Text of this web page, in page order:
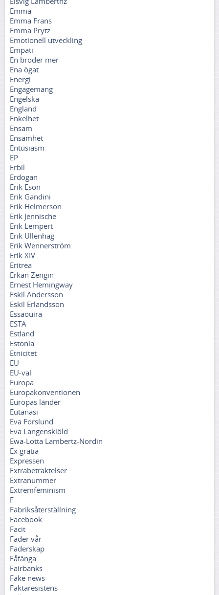
Emma
Emma Frans
Emma Prytz
Emotionell utveckling
Empati
En broder mer
Ena ögat
Energi
Engagemang
Engelska
England
Enkelhet
Ensam
Ensamhet
Entusiasm
EP
Erbil
Erdogan
Erik Eson
Erik Gandini
Erik Helmerson
Erik Jennische
Erik Lempert
Erik Ullenhag
Erik Wennerström
Erik XIV
Eritrea
Erkan Zengin
Ernest Hemingway
Eskil Andersson
Eskil Erlandsson
Essaouira
ESTA
Estland
Estonia
Etnicitet
EU
EU-val
Europa
Europakonventionen
Europas länder
Eutanasi
Eva Forslund
Eva Langenskiöld
Ewa-Lotta Lambertz-Nordin
Ex gratia
Expressen
Extrabetraktelser
Extranummer
Extremfeminism
F
Fabriksåterställning
Facebook
Facit
Fader vår
Faderskap
Fåfänga
Fairbanks
Fake news
Faktaresistens